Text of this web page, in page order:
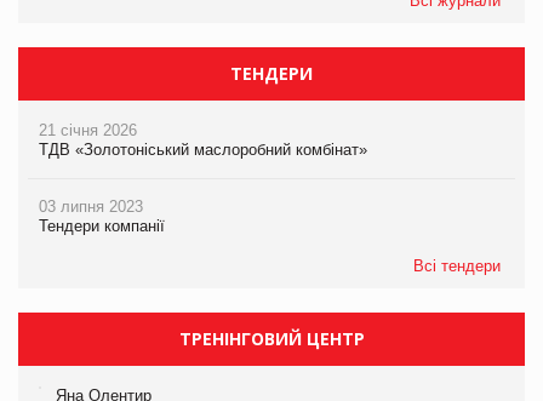
ТЕНДЕРИ
21 січня 2026
ТДВ «Золотоніський маслоробний комбінат»
03 липня 2023
Тендери компанії
Всі тендери
ТРЕНІНГОВИЙ ЦЕНТР
Яна Олентир